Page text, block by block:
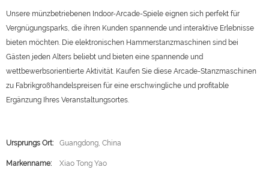
Unsere münzbetriebenen Indoor-Arcade-Spiele eignen sich perfekt für
Vergnügungsparks, die ihren Kunden spannende und interaktive Erlebnisse
bieten möchten. Die elektronischen Hammerstanzmaschinen sind bei
Gästen jeden Alters beliebt und bieten eine spannende und
wettbewerbsorientierte Aktivität. Kaufen Sie diese Arcade-Stanzmaschinen
zu Fabrikgroßhandelspreisen für eine erschwingliche und profitable
Ergänzung Ihres Veranstaltungsortes.
Ursprungs Ort: Guangdong, China
Markenname: Xiao Tong Yao